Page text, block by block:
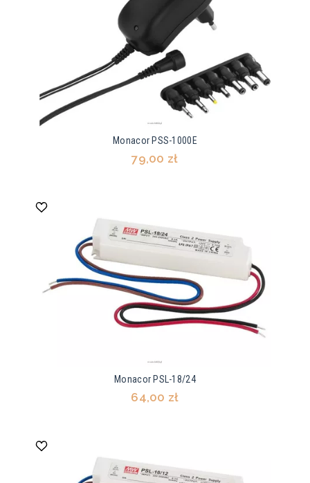
Monacor PSS-1000E
79,00 zł
Monacor PSL-18/24
64,00 zł